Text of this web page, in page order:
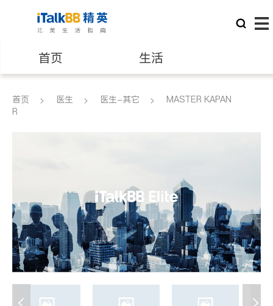
首页 生活
医生 律师
养老 非盈利组织
首页 医生 医生-其它
MASTER KAPAN
R